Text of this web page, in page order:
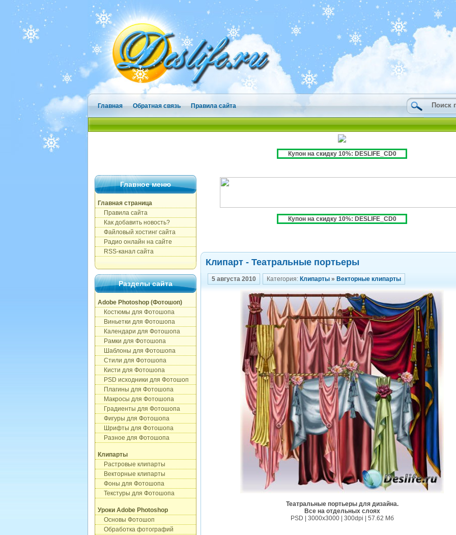
Главная Обратная связь Правила сайта
Купон на скидку 10%: DESLIFE_CD0
Главное меню
Главная страница
Правила сайта
Как добавить новость?
Файловый хостинг сайта
Радио онлайн на сайте
RSS-канал сайта
Разделы сайта
Adobe Photoshop (Фотошоп)
Костюмы для Фотошопа
Виньетки для Фотошопа
Календари для Фотошопа
Рамки для Фотошопа
Шаблоны для Фотошопа
Стили для Фотошопа
Кисти для Фотошопа
PSD исходники для Фотошоп
Плагины для Фотошопа
Макросы для Фотошопа
Градиенты для Фотошопа
Фигуры для Фотошопа
Шрифты для Фотошопа
Разное для Фотошопа
Клипарты
Растровые клипарты
Векторные клипарты
Фоны для Фотошопа
Текстуры для Фотошопа
Уроки Adobe Photoshop
Основы Фотошоп
Обработка фотографий
Купон на скидку 10%: DESLIFE_CD0
Клипарт - Театральные портьеры
5 августа 2010 Категория: Клипарты » Векторные клипарты
Театральные портьеры для дизайна.
Все на отдельных слоях
PSD | 3000х3000 | 300dpi | 57.62 Мб